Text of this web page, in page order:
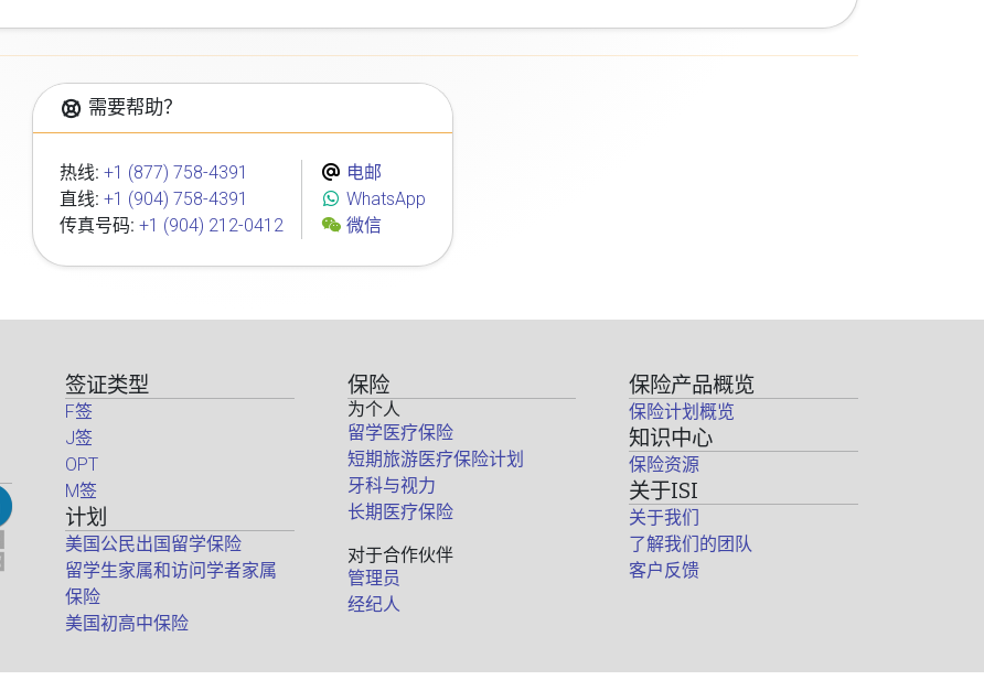
需要帮助？
热线: +1 (877) 758-4391
直线: +1 (904) 758-4391
传真号码: +1 (904) 212-0412
电邮
WhatsApp
微信
签证类型
F签
J签
OPT
M签
计划
美国公民出国留学保险
留学生家属和访问学者家属
保险
美国初高中保险
保险
为个人
留学医疗保险
短期旅游医疗保险计划
牙科与视力
长期医疗保险
对于合作伙伴
管理员
经纪人
保险产品概览
保险计划概览
知识中心
保险资源
关于ISI
关于我们
了解我们的团队
客户反馈